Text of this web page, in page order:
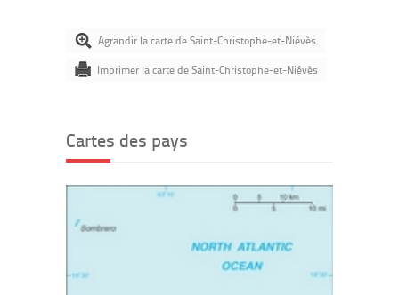
Agrandir la carte de Saint-Christophe-et-Niévès
Imprimer la carte de Saint-Christophe-et-Niévès
Cartes des pays